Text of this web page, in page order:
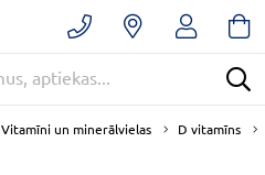
Vitamīni un minerālvielas D vitamīns